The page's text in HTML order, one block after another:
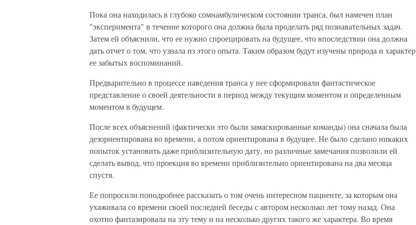
Пока она находилась в глубоко сомнамбулическом состоянии транса, был намечен план
"эксперимента" в течение которого она должна была проделать ряд познавательных задач.
Затем ей объяснили, что ее нужно спроецировать на будущее, что впоследствии она должна
дать отчет о том, что узнала из этого опыта. Таким образом будут изучены природа и характер
ее забытых воспоминаний.
Предварительно в процессе наведения транса у нее сформировали фантастическое
представление о своей деятельности в период между текущим моментом и определенным
моментом в будущем.
После всех объяснений (фактически это были замаскированные команды) она сначала была
дезориентирована во времени, а потом ориентирована в будущее. Не было сделано никаких
попыток установить даже приблизительную дату, но различные замечания позволили ей
сделать вывод, что проекция во времени приблизительно ориентирована на два месяца
спустя.
Ее попросили поподробнее рассказать о том очень интересном пациенте, за которым она
ухаживала со времени своей последней беседы с автором несколько лет тому назад. Она
охотно фантазировала на эту тему и на несколько других такого же характера. Во время